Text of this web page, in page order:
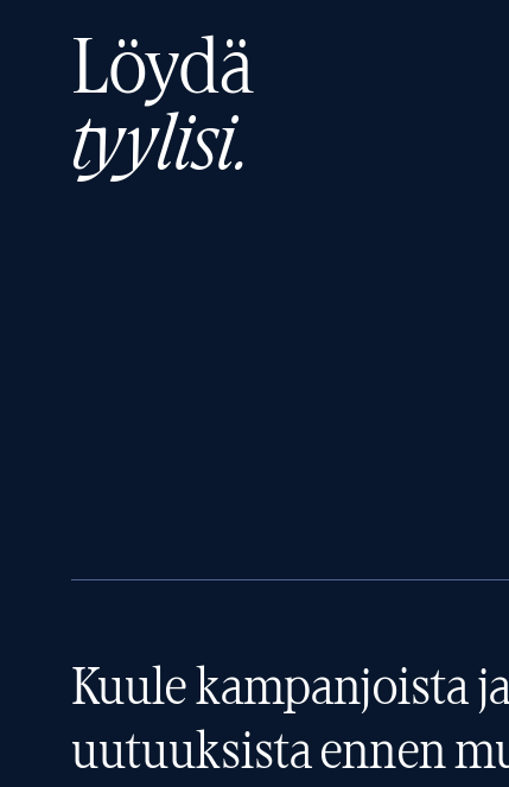
Löydä
tyylisi.
Kuule kampanjoista
uutuuksista ennen